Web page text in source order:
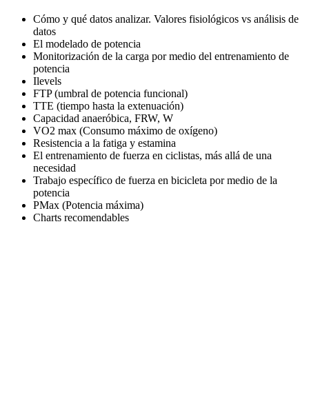
Cómo y qué datos analizar. Valores fisiológicos vs análisis de
datos
El modelado de potencia
Monitorización de la carga por medio del entrenamiento de
potencia
Ilevels
FTP (umbral de potencia funcional)
TTE (tiempo hasta la extenuación)
Capacidad anaeróbica, FRW, W
VO2 max (Consumo máximo de oxígeno)
Resistencia a la fatiga y estamina
El entrenamiento de fuerza en ciclistas, más allá de una
necesidad
Trabajo específico de fuerza en bicicleta por medio de la
potencia
PMax (Potencia máxima)
Charts recomendables